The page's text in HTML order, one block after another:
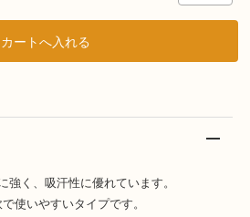
強く、吸汗性に優れています。
使いやすいタイプです。